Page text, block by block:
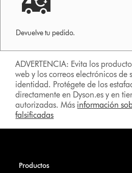
Devuelve tu pedido.
ADVERTENCIA: Evita los
web y los correos electrónicos de
identidad. Protégete de los
directamente en Dyson.es y en
autorizadas. Más información
falsificadas
Productos